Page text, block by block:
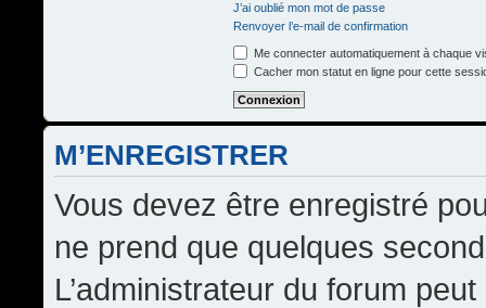
J’ai oublié mon mot de passe
Renvoyer l’e-mail de confirmation
Me connecter automatiquement à chaque
Cacher mon statut en ligne pour cette
M’ENREGISTRER
Vous devez être enregistré
ne prend que quelques
L’administrateur du forum